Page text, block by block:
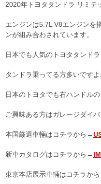
2020年トヨタタンドラ リミテ
エンジンは5.7L V8エンジンを
ンが組み合わされています。
日本でも人気のトヨタタンド
タンドラ乗ってる方多いです
日本のトヨタでも右ハンドル
ご興味ある方はガレージダイ
本国厳選車輛はコチラから→
新車カタログはコチラから→
東京本店展示車輛はコチラか